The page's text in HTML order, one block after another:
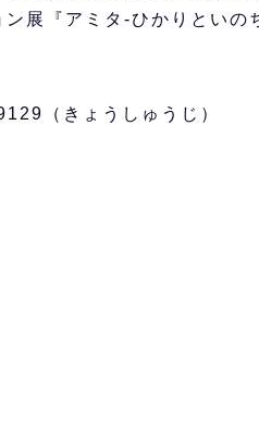
展『アミタ-ひかりといの
（きょうしゅうじ）